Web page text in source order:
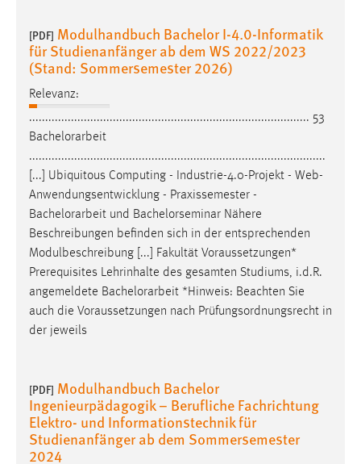
[PDF] Modulhandbuch Bachelor I-4.0-Informatik
für Studienanfänger ab dem WS 2022/2023
(Stand: Sommersemester 2026)
Relevanz:
....................................................................................... 53
Bachelorarbeit
............................................................................................
[...] Ubiquitous Computing - Industrie-4.0-Projekt - Web-
Anwendungsentwicklung - Praxissemester -
Bachelorarbeit und Bachelorseminar Nähere
Beschreibungen befinden sich in der entsprechenden
Modulbeschreibung [...] Fakultät Voraussetzungen*
Prerequisites Lehrinhalte des gesamten Studiums, i.d.R.
angemeldete Bachelorarbeit *Hinweis: Beachten Sie
auch die Voraussetzungen nach Prüfungsordnungsrecht in
der jeweils
[PDF] Modulhandbuch Bachelor
Ingenieurpädagogik – Berufliche Fachrichtung
Elektro- und Informationstechnik für
Studienanfänger ab dem Sommersemester
2024